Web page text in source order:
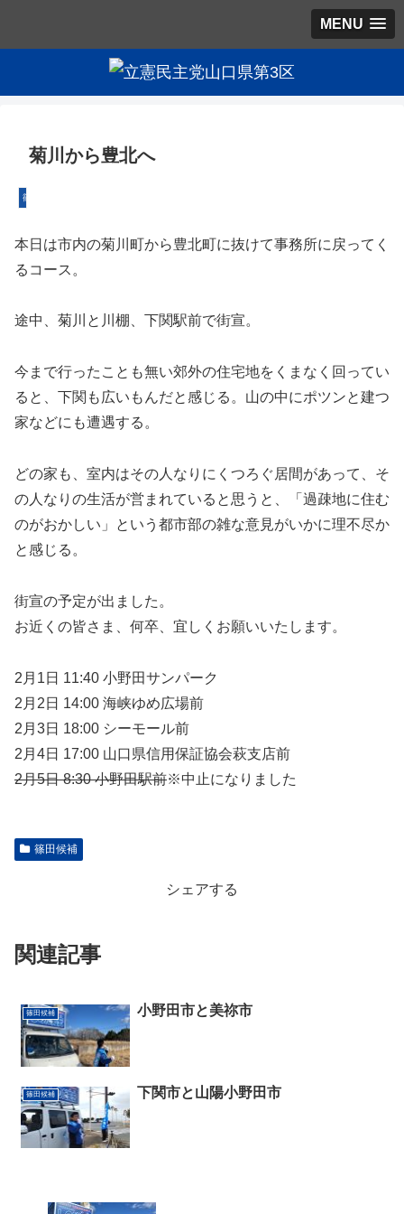
MENU
菊川から豊北へ
篠田候補
本日は市内の菊川町から豊北町に抜けて事務所に戻ってく
るコース。
途中、菊川と川棚、下関駅前で街宣。
今まで行ったことも無い郊外の住宅地をくまなく回ってい
ると、下関も広いもんだと感じる。山の中にポツンと建つ
家などにも遭遇する。
どの家も、室内はその人なりにくつろぐ居間があって、そ
の人なりの生活が営まれていると思うと、「過疎地に住む
のがおかしい」という都市部の雑な意見がいかに理不尽か
と感じる。
街宣の予定が出ました。
お近くの皆さま、何卒、宜しくお願いいたします。
2月1日 11:40 小野田サンパーク
2月2日 14:00 海峡ゆめ広場前
2月3日 18:00 シーモール前
2月4日 17:00 山口県信用保証協会萩支店前
2月5日 8:30 小野田駅前※中止になりました
篠田候補
シェアする
関連記事
篠田候補 小野田市と美祢市
篠田候補 下関市と山陽小野田市